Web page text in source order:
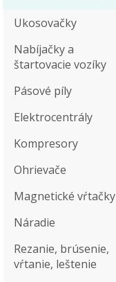
Ukosovačky
Nabíjačky a
štartovacie vozíky
Pásové píly
Elektrocentrály
Kompresory
Ohrievače
Magnetické vŕtačky
Náradie
Rezanie, brúsenie,
vŕtanie, leštenie